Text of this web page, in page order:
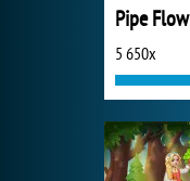
Pipe Flow
5 650x